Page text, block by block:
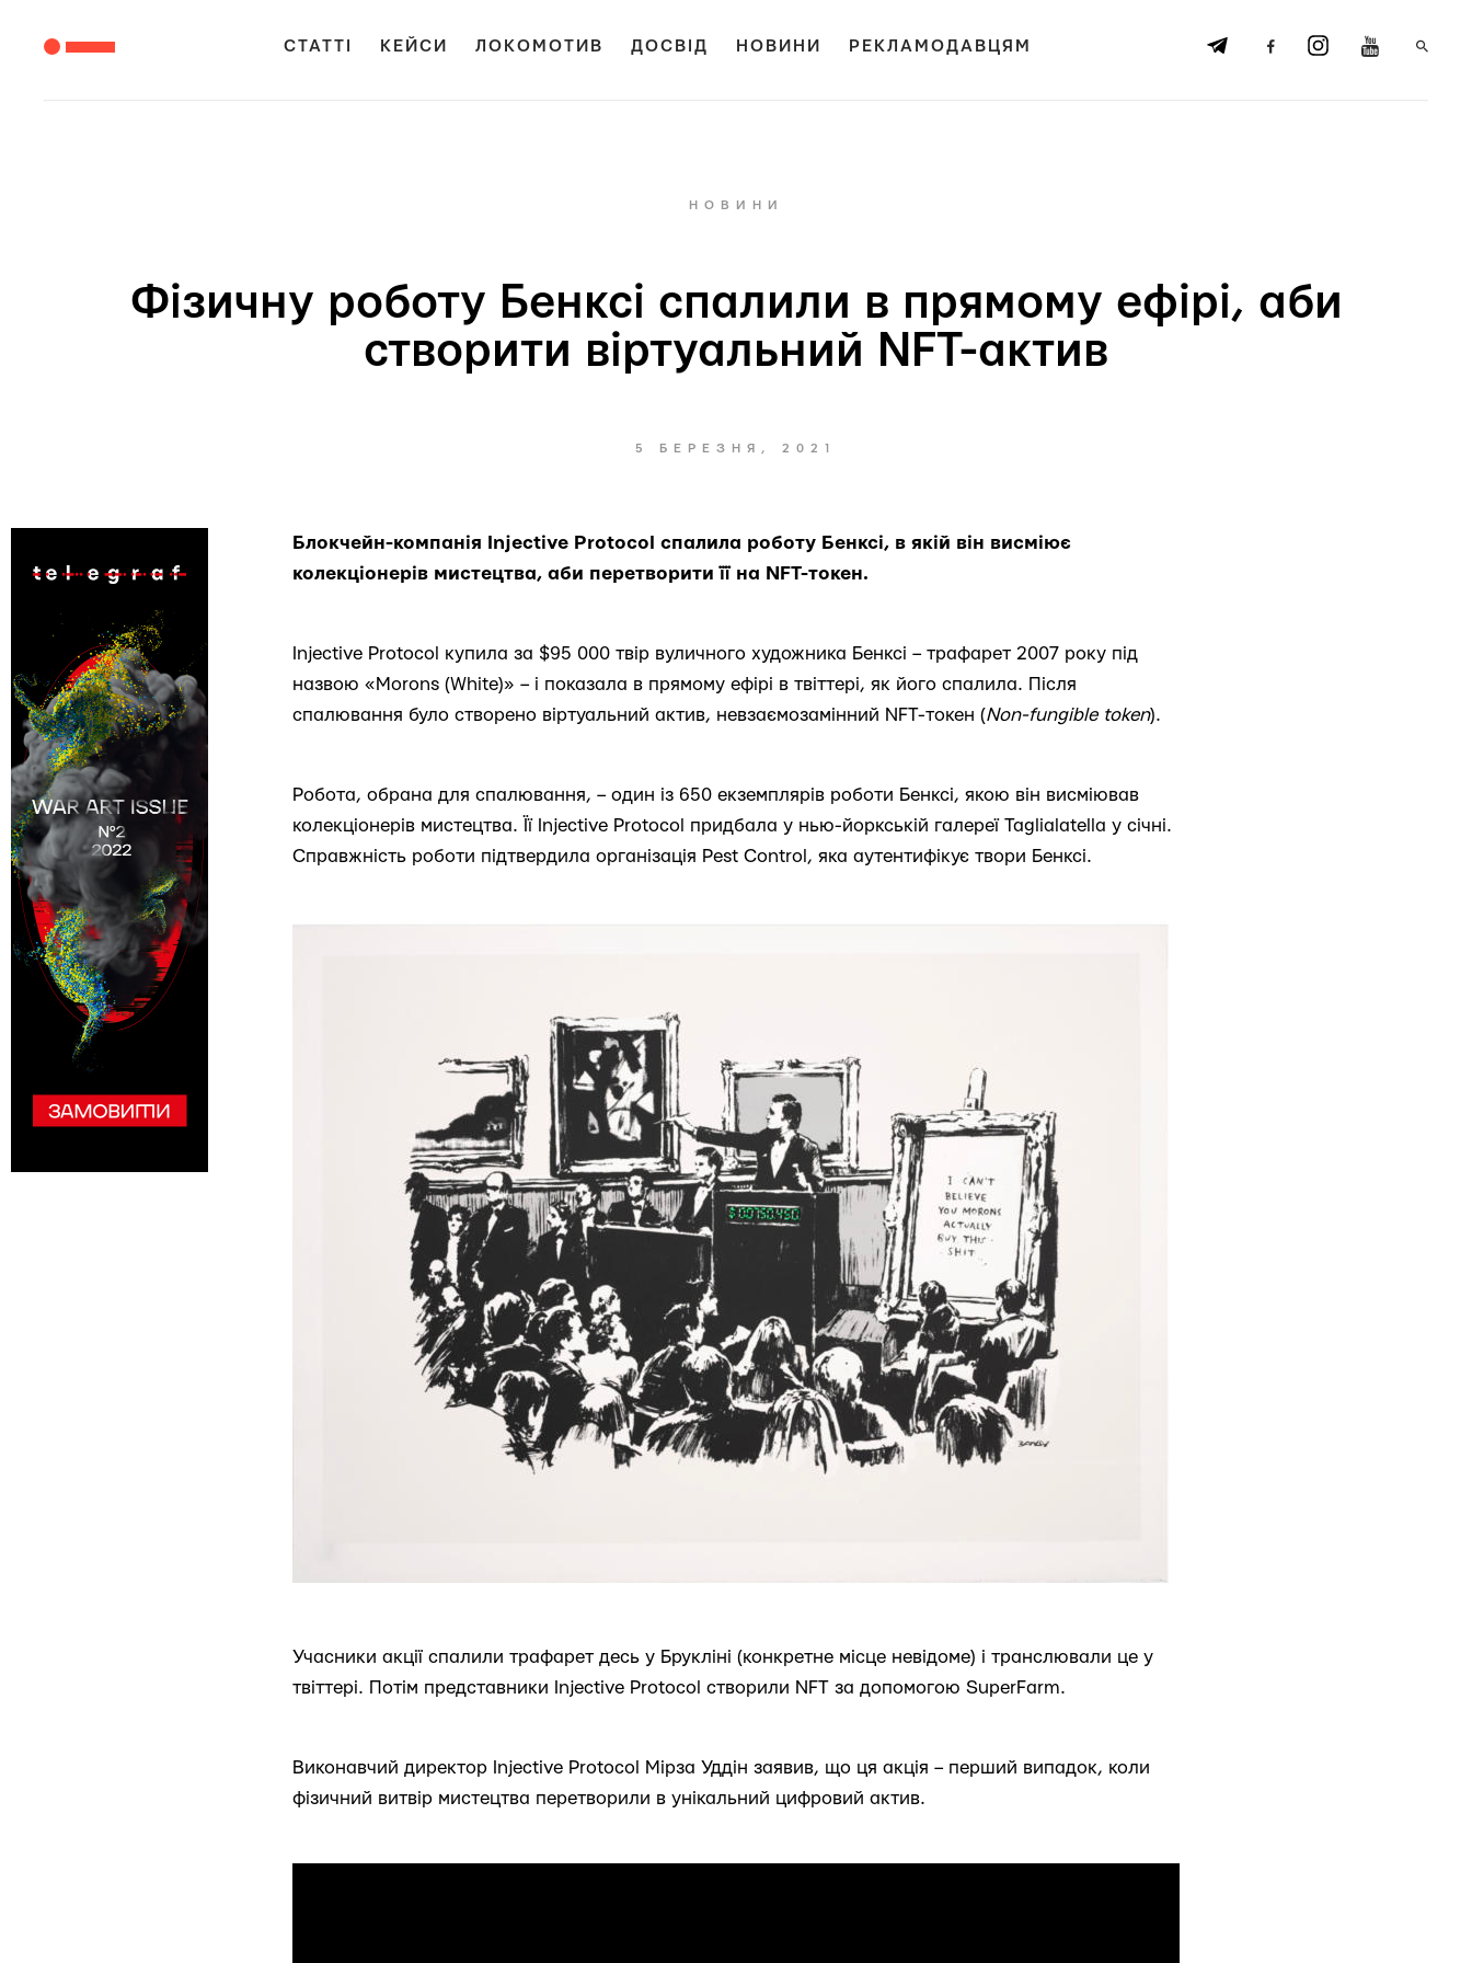
СТАТТІ КЕЙСИ ЛОКОМОТИВ ДОСВІД НОВИНИ РЕКЛАМОДАВЦЯМ
НОВИНИ
Фізичну роботу Бенксі спалили в прямому ефірі, аби
створити віртуальний NFT-актив
5 БЕРЕЗНЯ, 2021
Блокчейн-компанія Injective Protocol спалила роботу Бенксі, в якій він висміює
колекціонерів мистецтва, аби перетворити її на NFT-токен.
Injective Protocol купила за $95 000 твір вуличного художника Бенксі – трафарет 2007 року під
назвою «Morons (White)» – і показала в прямому ефірі в твіттері, як його спалила. Після
спалювання було створено віртуальний актив, невзаємозамінний NFT-токен (Non-fungible token).
Робота, обрана для спалювання, – один із 650 екземплярів роботи Бенксі, якою він висміював
колекціонерів мистецтва. Її Injective Protocol придбала у нью-йоркській галереї Taglialatella у січні.
Справжність роботи підтвердила організація Pest Control, яка аутентифікує твори Бенксі.
Учасники акції спалили трафарет десь у Брукліні (конкретне місце невідоме) і транслювали це у
твіттері. Потім представники Injective Protocol створили NFT за допомогою SuperFarm.
Виконавчий директор Injective Protocol Мірза Уддін заявив, що ця акція – перший випадок, коли
фізичний витвір мистецтва перетворили в унікальний цифровий актив.